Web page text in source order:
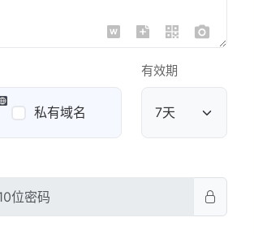
私有域名 公共域名
有效期